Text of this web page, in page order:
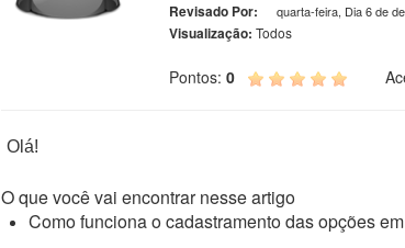
Revisado Por: quarta-feira, Dia 6 de
Visualização: Todos
Pontos: 0
Olá!
O que você vai encontrar nesse artigo
Como funciona o cadastramento das opções